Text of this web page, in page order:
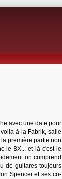
avec une date pour
à la Fabrik, salle
première partie non
le BX... et là c'est le
on comprend
de guitares toujours
Spencer et ses co-